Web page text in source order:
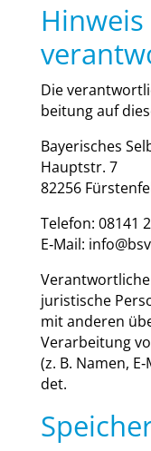
Die
bei­tung auf
Baye­ri­sches
Haupt­str. 7
82256
Tele­fon: 08141
E‑Mail:
juris­ti­sche
mit ande­ren
Ver­ar­bei­tung
(z. B. Namen,
det.